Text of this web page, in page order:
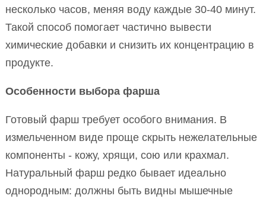
несколько часов, меняя воду каждые 30-40 минут.
Такой способ помогает частично вывести
химические добавки и снизить их концентрацию в
продукте.
Особенности выбора фарша
Готовый фарш требует особого внимания. В
измельченном виде проще скрыть нежелательные
компоненты - кожу, хрящи, сою или крахмал.
Натуральный фарш редко бывает идеально
однородным: должны быть видны мышечные